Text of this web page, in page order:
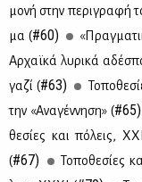
μο­νή στην πε­ρι­γρα­φή
μα (#60)
Αρ­χαϊ­κά λυ­ρι­κά
γα­ζί (#63)
την «Ανα­γέν­νη­ση» (#65)
θε­σί­ες και πό­λεις,
(#67) Το­πο­θε­σί­ες